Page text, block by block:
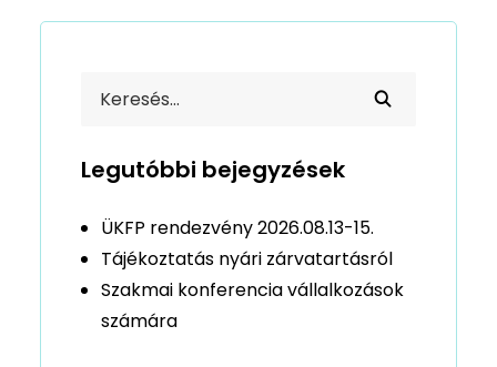
Legutóbbi bejegyzések
ÜKFP rendezvény 2026.08.13-15.
Tájékoztatás nyári zárvatartásról
Szakmai konferencia vállalkozások
számára